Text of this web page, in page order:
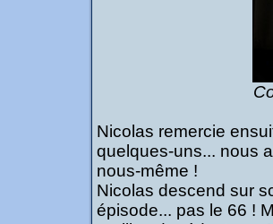
Nicolas remercie
quelques-uns... nous
nous-même !
Nicolas descend sur
épisode... pas le 66 !